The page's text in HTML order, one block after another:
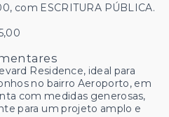
com ESCRITURA PÚBLICA.
Residence, ideal para
no bairro Aeroporto, em
com medidas generosas,
para um projeto amplo e